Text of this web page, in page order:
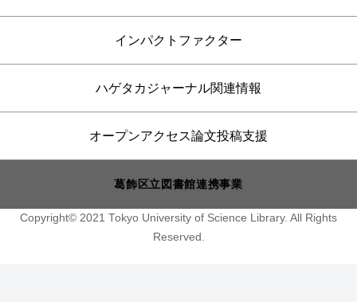
インパクトファクター
ハゲタカジャーナル関連情報
オープンアクセス論文投稿支援
葛飾区立図書館連携事業
Copyright© 2021 Tokyo University of Science Library. All Rights
Reserved.